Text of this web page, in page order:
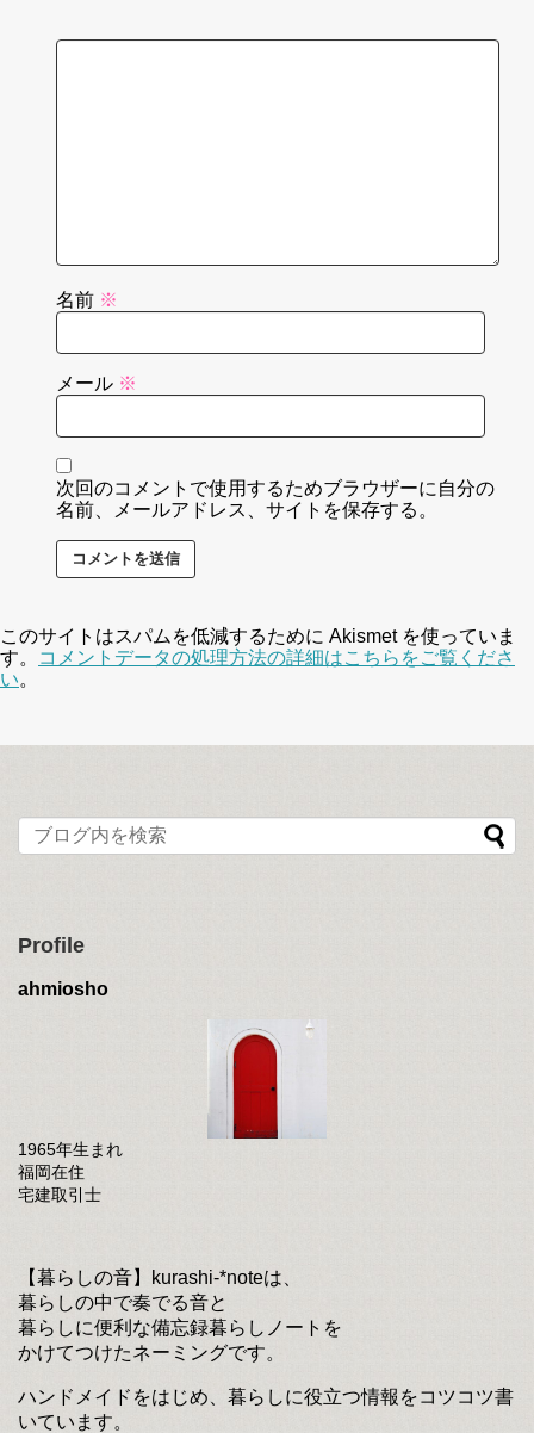
名前 ※
メール ※
次回のコメントで使用するためブラウザーに自分の
名前、メールアドレス、サイトを保存する。
このサイトはスパムを低減するために Akismet を使っていま
す。
コメントデータの処理方法の詳細はこちらをご覧くださ
い。
Profile
ahmiosho
1965年生まれ
福岡在住
宅建取引士
【暮らしの音】kurashi-*noteは、
暮らしの中で奏でる音と
暮らしに便利な備忘録暮らしノートを
かけてつけたネーミングです。
ハンドメイドをはじめ、暮らしに役立つ情報をコツコツ書
いています。